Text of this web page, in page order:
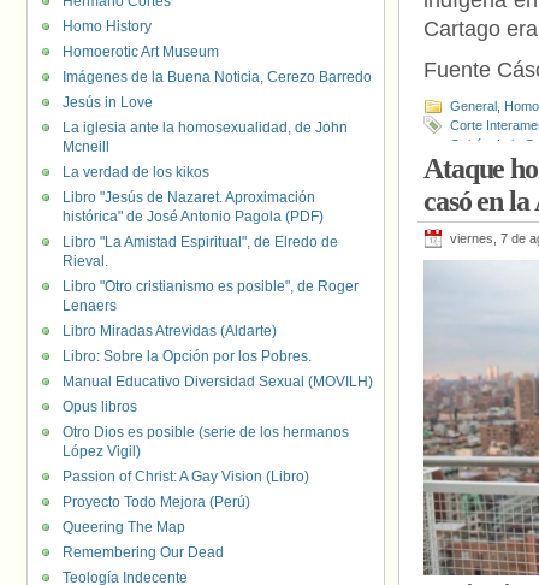
Cartago
Fuente
General
Corte
Quirós
Luis
Ataque
casó en
viernes, 7 de
Homo History
Homoerotic Art Museum
Imágenes de la Buena Noticia, Cerezo Barredo
Jesús in Love
La iglesia ante la homosexualidad, de John
Mcneill
La verdad de los kikos
Libro "Jesús de Nazaret. Aproximación
histórica" de José Antonio Pagola (PDF)
Libro "La Amistad Espiritual", de Elredo de
Rieval.
Libro "Otro cristianismo es posible", de Roger
Lenaers
Libro Miradas Atrevidas (Aldarte)
Libro: Sobre la Opción por los Pobres.
Manual Educativo Diversidad Sexual (MOVILH)
Opus libros
Otro Dios es posible (serie de los hermanos
López Vigil)
Passion of Christ: A Gay Vision (Libro)
Proyecto Todo Mejora (Perú)
Queering The Map
Remembering Our Dead
Teología Indecente